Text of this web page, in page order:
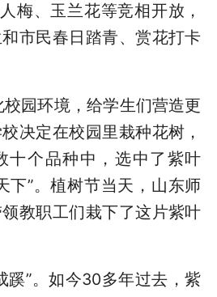
梅、玉兰花等竞相开放，
市民春日踏青、赏花打卡
园环境，给学生们营造更
决定在校园里栽种花树，
十个品种中，选中了紫叶
下”。植树节当天，山东师
教职工们栽下了这片紫叶
蹊”。如今30多年过去，紫